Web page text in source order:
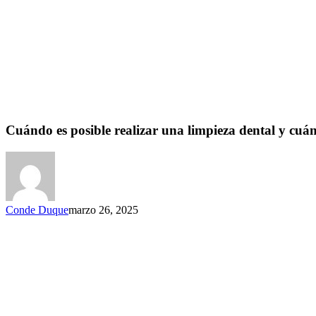
Cuándo es posible realizar una limpieza dental y
Conde Duquemarzo 26, 2025